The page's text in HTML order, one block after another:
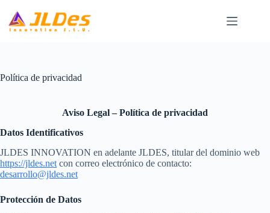
contenido
Política de privacidad
Aviso Legal – Política de privacidad
Datos Identificativos
JLDES INNOVATION en adelante JLDES, titular del dominio web
https://jldes.net con correo electrónico de contacto:
desarrollo@jldes.net
Protección de Datos